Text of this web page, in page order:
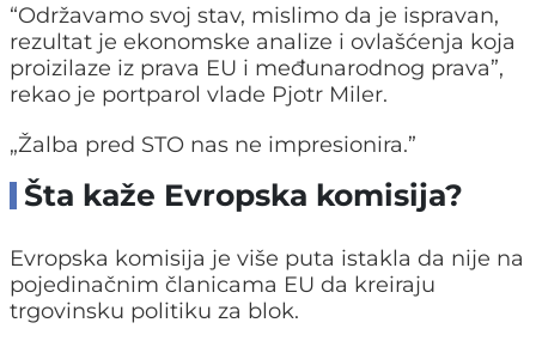
“Održavamo svoj stav, mislimo da je ispravan,
rezultat je ekonomske analize i ovlašćenja koja
proizilaze iz prava EU i međunarodnog prava”,
rekao je portparol vlade Pjotr Miler.
„Žalba pred STO nas ne impresionira.”
Šta kaže Evropska komisija?
Evropska komisija je više puta istakla da nije na
pojedinačnim članicama EU da kreiraju
trgovinsku politiku za blok.